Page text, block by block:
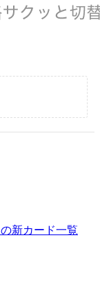
新カード一覧